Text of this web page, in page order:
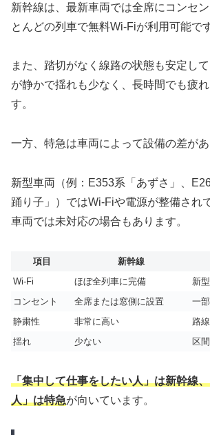
新幹線は、最新車両では全席にコンセ
とんどの列車で無料Wi-Fiが利用可能です
また、踏切がなく線路の状態も安定し
が静かで揺れも少なく、長時間でも疲
す。
一方、特急は車両によって設備の差があ
新型車両（例：E353系「あずさ」、
踊り子」）ではWi-Fiや電源が整備され
車両では未対応の場合もあります。
項目 新幹線
Wi-Fi
ほぼ全列車に完備
新
コンセント
全席または窓側に設置
一
静粛性
非常に高い
路
揺れ
少ない 区
「集中して仕事をしたい人」は新幹線
人」は特急が向いています。